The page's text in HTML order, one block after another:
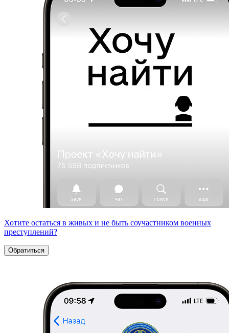
Хотите остаться в живых и не быть соучастником военных
преступлений?
Обратиться